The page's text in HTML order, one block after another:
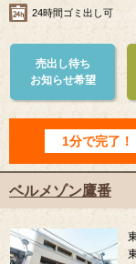
24時間ゴミ出し可
売出し待ち
お知らせ希望
1分で完了
ベルメゾン鷹番